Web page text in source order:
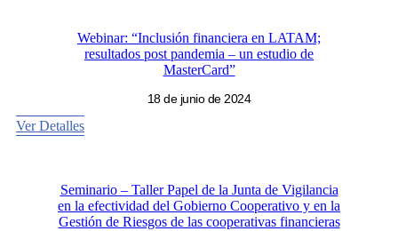
Webinar: “Inclusión financiera en LATAM;
resultados post pandemia – un estudio de
MasterCard”
18 de junio de 2024
Ver Detalles
Seminario – Taller Papel de la Junta de Vigilancia
en la efectividad del Gobierno Cooperativo y en la
Gestión de Riesgos de las cooperativas financieras